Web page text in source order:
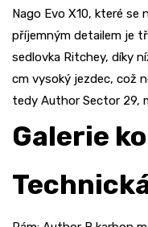
Nago Evo X10, které se
příjemným detailem je
sedlovka Ritchey, díky
cm vysoký jezdec, což
tedy Author Sector 29,
Galerie